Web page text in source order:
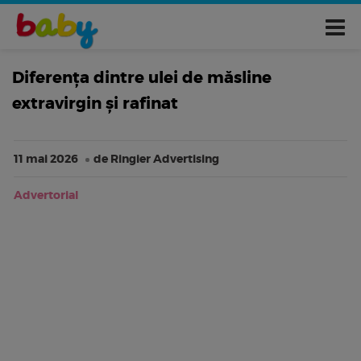
Diferența dintre ulei de măsline
extravirgin și rafinat
11 mai 2026 de Ringier Advertising
Advertorial